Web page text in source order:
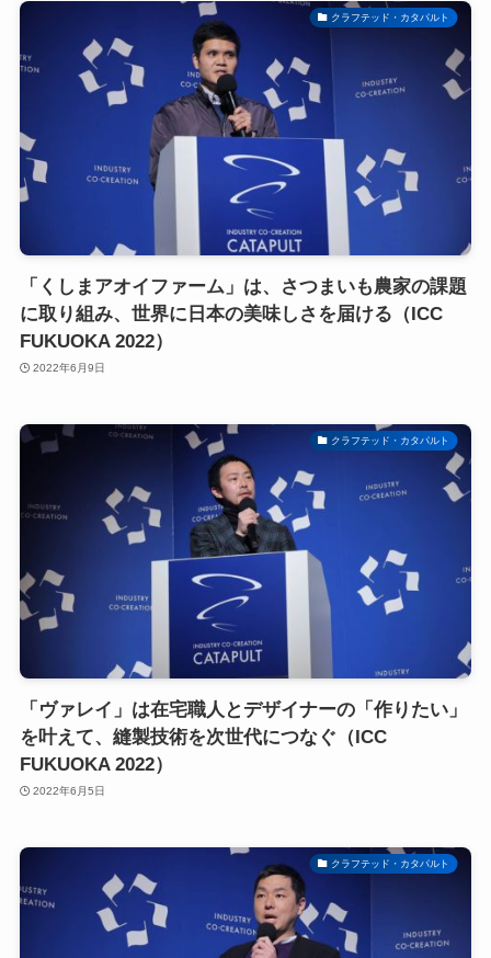
クラフテッド・カタパルト
「くしまアオイファーム」は、さつまいも農家の課題
に取り組み、世界に日本の美味しさを届ける（ICC
FUKUOKA 2022）
2022年6月9日
クラフテッド・カタパルト
「ヴァレイ」は在宅職人とデザイナーの「作りたい」
を叶えて、縫製技術を次世代につなぐ（ICC
FUKUOKA 2022）
2022年6月5日
クラフテッド・カタパルト